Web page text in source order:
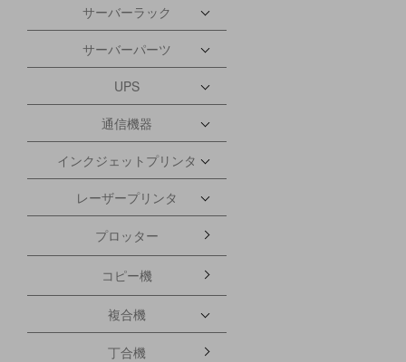
サーバーラック
サーバーパーツ
UPS
通信機器
インクジェットプリンタ
レーザープリンタ
プロッター
コピー機
複合機
丁合機